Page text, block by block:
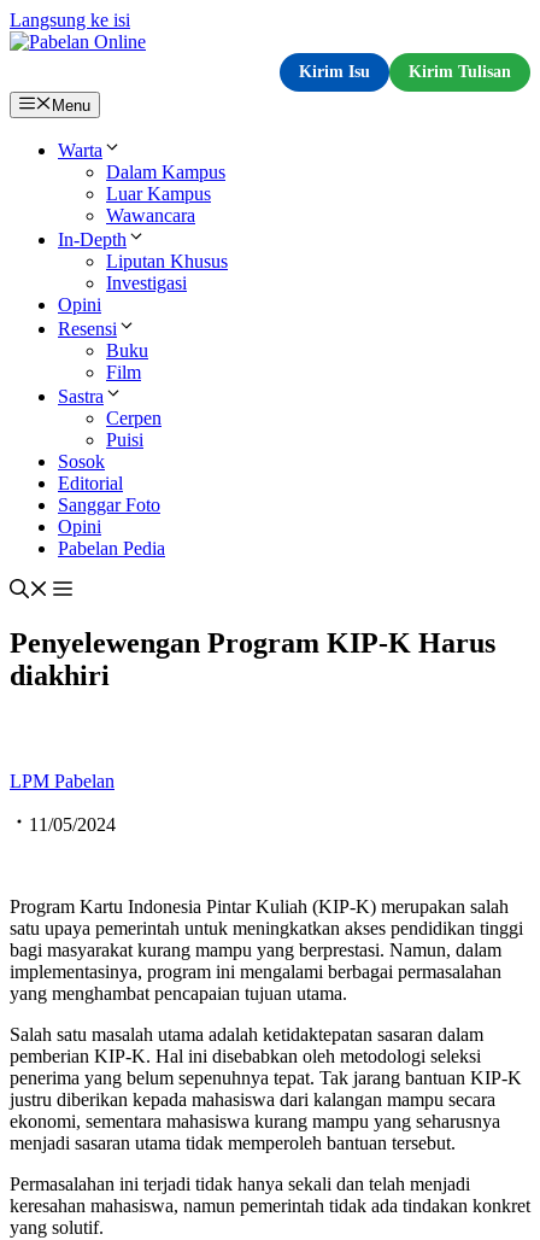
Langsung ke isi
Kirim Isu
Kirim Tulisan
Menu
Warta
Dalam Kampus
Luar Kampus
Wawancara
In-Depth
Liputan Khusus
Investigasi
Opini
Resensi
Buku
Film
Sastra
Cerpen
Puisi
Sosok
Editorial
Sanggar Foto
Opini
Pabelan Pedia
Penyelewengan Program KIP-K Harus
diakhiri
LPM Pabelan
11/05/2024
Program Kartu Indonesia Pintar Kuliah (KIP-K) merupakan salah
satu upaya pemerintah untuk meningkatkan akses pendidikan tinggi
bagi masyarakat kurang mampu yang berprestasi. Namun, dalam
implementasinya, program ini mengalami berbagai permasalahan
yang menghambat pencapaian tujuan utama.
Salah satu masalah utama adalah ketidaktepatan sasaran dalam
pemberian KIP-K. Hal ini disebabkan oleh metodologi seleksi
penerima yang belum sepenuhnya tepat. Tak jarang bantuan KIP-K
justru diberikan kepada mahasiswa dari kalangan mampu secara
ekonomi, sementara mahasiswa kurang mampu yang seharusnya
menjadi sasaran utama tidak memperoleh bantuan tersebut.
Permasalahan ini terjadi tidak hanya sekali dan telah menjadi
keresahan mahasiswa, namun pemerintah tidak ada tindakan konkret
yang solutif.